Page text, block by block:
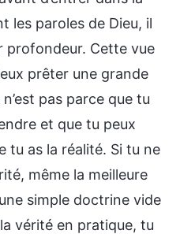
les paroles de Dieu, il
profondeur. Cette vue
prêter une grande
pas parce que tu
et que tu peux
tu as la réalité. Si tu ne
même la meilleure
simple doctrine vide
vérité en pratique, tu